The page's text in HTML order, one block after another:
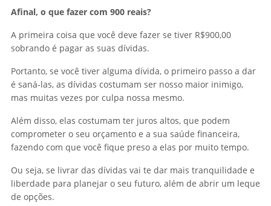
Afinal, o que fazer com 900 reais?
A primeira coisa que você deve fazer se tiver R$900,00
sobrando é pagar as suas dívidas.
Portanto, se você tiver alguma dívida, o primeiro passo a dar
é saná-las, as dívidas costumam ser nosso maior inimigo,
mas muitas vezes por culpa nossa mesmo.
Além disso, elas costumam ter juros altos, que podem
comprometer o seu orçamento e a sua saúde financeira,
fazendo com que você fique preso a elas por muito tempo.
Ou seja, se livrar das dívidas vai te dar mais tranquilidade e
liberdade para planejar o seu futuro, além de abrir um leque
de opções.